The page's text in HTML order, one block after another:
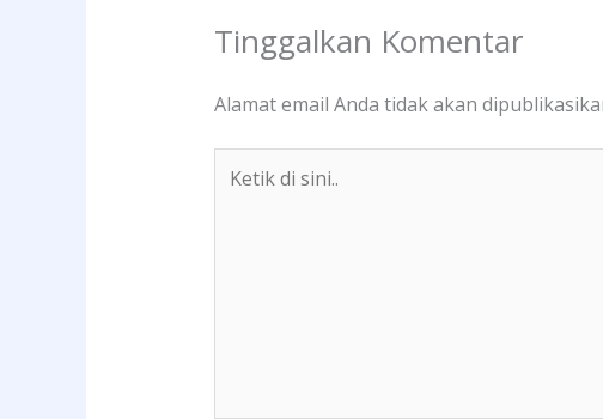
Tinggalkan Komentar
Alamat email Anda tidak akan